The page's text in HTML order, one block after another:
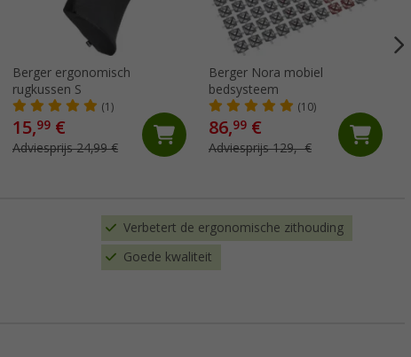
Berger ergonomisch
rugkussen S
(1)
15,99 €
Adviesprijs 24,99 €
Berger Nora mobiel
bedsysteem
(10)
86,99 €
Adviesprijs 129,- €
Verbetert de ergonomische zithouding
Goede kwaliteit